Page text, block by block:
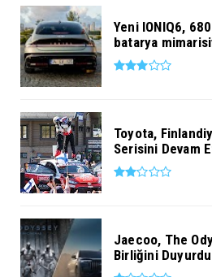
Yeni IONIQ6,
batarya
Toyota,
Serisini Devam
Jaecoo, The
Birliğini